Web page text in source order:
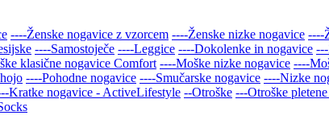
----Ženske nogavice z vzorcem ----Ženske nizke nogavice ----
----Samostoječe ----Leggice ----Dokolenke in nogavice
klasične nogavice Comfort ----Moške nizke nogavice ----
----Pohodne nogavice ----Smučarske nogavice ----Nizke
Kratke nogavice - ActiveLifestyle --Otroške ---Otroške